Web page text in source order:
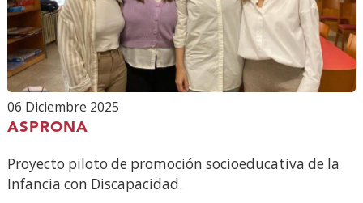
06 Diciembre 2025
ASPRONA
Proyecto piloto de promoción socioeducativa de la
Infancia con Discapacidad.